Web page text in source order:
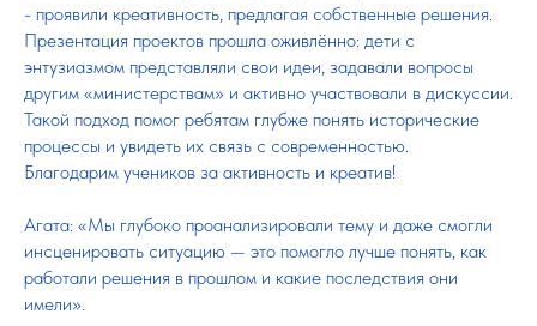
- проявили креативность, предлагая собственные решения.
Презентация проектов прошла оживлённо: дети с
энтузиазмом представляли свои идеи, задавали вопросы
другим «министерствам» и активно участвовали в дискуссии.
Такой подход помог ребятам глубже понять исторические
процессы и увидеть их связь с современностью.
Благодарим учеников за активность и креатив!
Агата: «Мы глубоко проанализировали тему и даже смогли
инсценировать ситуацию — это помогло лучше понять, как
работали решения в прошлом и какие последствия они
имели».